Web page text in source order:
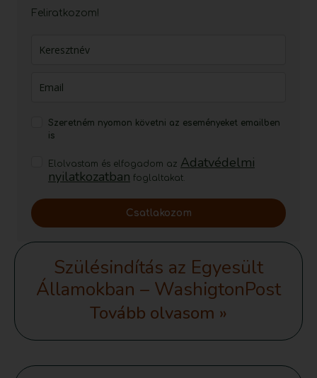
Feliratkozom!
Szeretném nyomon követni az eseményeket emailben
is
Elolvastam és elfogadom az Adatvédelmi
nyilatkozatban foglaltakat.
Csatlakozom
Szülésindítás az Egyesült
Államokban – WashigtonPost
Tovább olvasom »